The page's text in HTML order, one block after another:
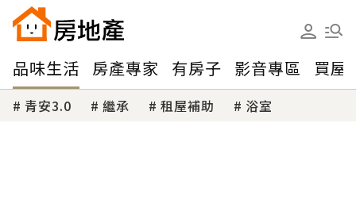
品味生活 房產專家 有房子 影音專區 買屋
青安3.0 繼承 租屋補助 浴室